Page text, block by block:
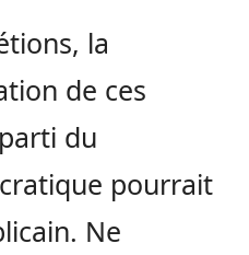
la
de ces
du
pourrait
Ne